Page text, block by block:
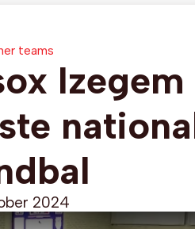
teams
Izegem
2024